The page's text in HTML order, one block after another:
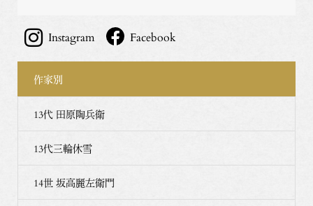
Instagram Facebook
作家別
13代 田原陶兵衛
13代三輪休雪
14世 坂高麗左衛門